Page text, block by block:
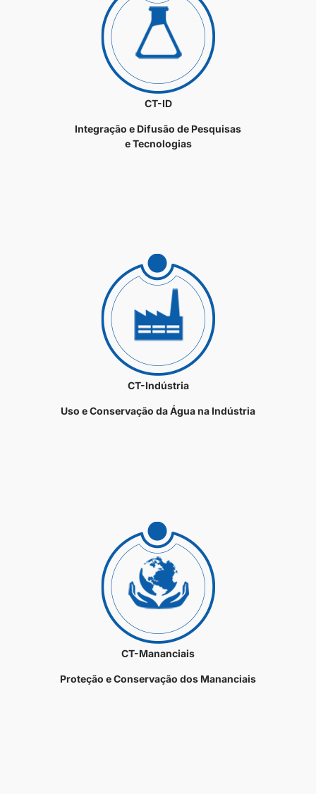
CT-ID
Integração e Difusão de Pesquisas
e Tecnologias
CT-Indústria
Uso e Conservação da Água na Indústria
CT-Mananciais
Proteção e Conservação dos Mananciais